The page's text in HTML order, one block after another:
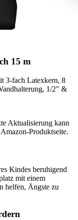
15 m
3-fach Latexkern, 8
1/2" &
Aktualisierung kann
Produktseite.
Kindes beruhigend
mit einem
helfen, Ängste zu